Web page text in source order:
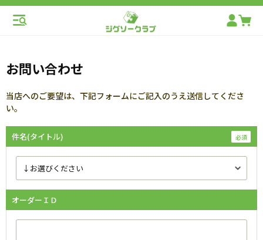
お問い合わせ
当店へのご要望は、下記フォームにご記入のうえ送信してくださ
い。
件名(タイトル)
オーダーＩＤ